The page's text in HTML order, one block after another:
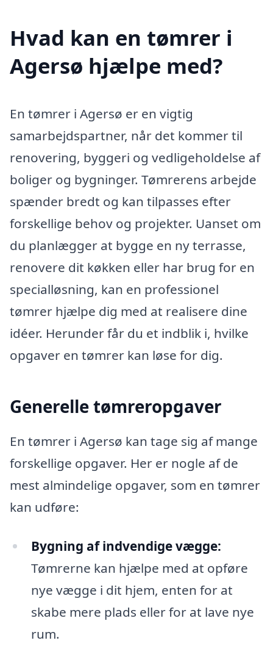
Hvad kan en tømrer i
Agersø hjælpe med?
En tømrer i Agersø er en vigtig
samarbejdspartner, når det kommer til
renovering, byggeri og vedligeholdelse af
boliger og bygninger. Tømrerens arbejde
spænder bredt og kan tilpasses efter
forskellige behov og projekter. Uanset om
du planlægger at bygge en ny terrasse,
renovere dit køkken eller har brug for en
specialløsning, kan en professionel
tømrer hjælpe dig med at realisere dine
idéer. Herunder får du et indblik i, hvilke
opgaver en tømrer kan løse for dig.
Generelle tømreropgaver
En tømrer i Agersø kan tage sig af mange
forskellige opgaver. Her er nogle af de
mest almindelige opgaver, som en tømrer
kan udføre:
Bygning af indvendige vægge:
Tømrerne kan hjælpe med at opføre
nye vægge i dit hjem, enten for at
skabe mere plads eller for at lave nye
rum.